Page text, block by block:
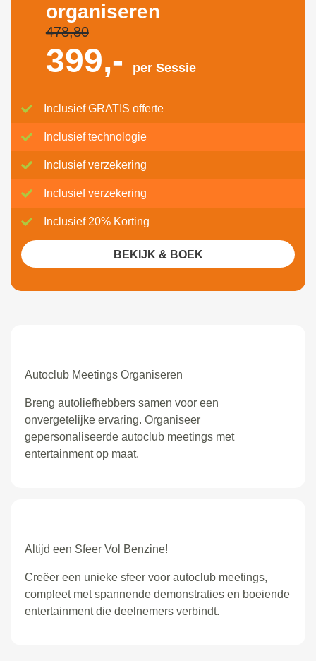
Autoclub Meetings Organiseren
Breng autoliefhebbers samen voor een
onvergetelijke ervaring. Organiseer
gepersonaliseerde autoclub meetings met
entertainment op maat.
organiseren
478,80
399,- per Sessie
Inclusief GRATIS offerte
Inclusief technologie
Inclusief verzekering
Inclusief verzekering
Inclusief 20% Korting
BEKIJK & BOEK
Altijd een Sfeer Vol Benzine!
Creëer een unieke sfeer voor autoclub meetings,
compleet met spannende demonstraties en boeiende
entertainment die deelnemers verbindt.